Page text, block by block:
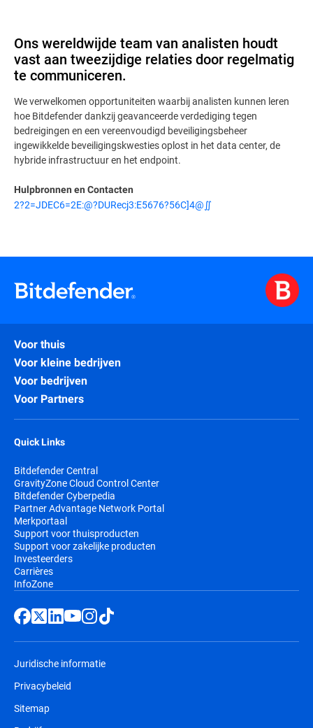
Ons wereldwijde team van analisten houdt
vast aan tweezijdige relaties door regelmatig
te communiceren.
We verwelkomen opportuniteiten waarbij analisten kunnen leren
hoe Bitdefender dankzij geavanceerde verdediging tegen
bedreigingen en een vereenvoudigd beveiligingsbeheer
ingewikkelde beveiligingskwesties oplost in het data center, de
hybride infrastructuur en het endpoint.
Hulpbronnen en Contacten
2?2=JDEC6=2E:@?DURecj3:E5676?56C]4@∬
Voor thuis
Voor kleine bedrijven
Voor bedrijven
Voor Partners
Quick Links
Bitdefender Central
GravityZone Cloud Control Center
Bitdefender Cyberpedia
Partner Advantage Network Portal
Merkportaal
Support voor thuisproducten
Support voor zakelijke producten
Investeerders
Carrières
InfoZone
Juridische informatie
Privacybeleid
Sitemap